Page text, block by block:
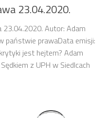
23.04.2020.
Autor: Adam
państwie prawaData emisji:
jest hejtem? Adam
z UPH w Siedlcach